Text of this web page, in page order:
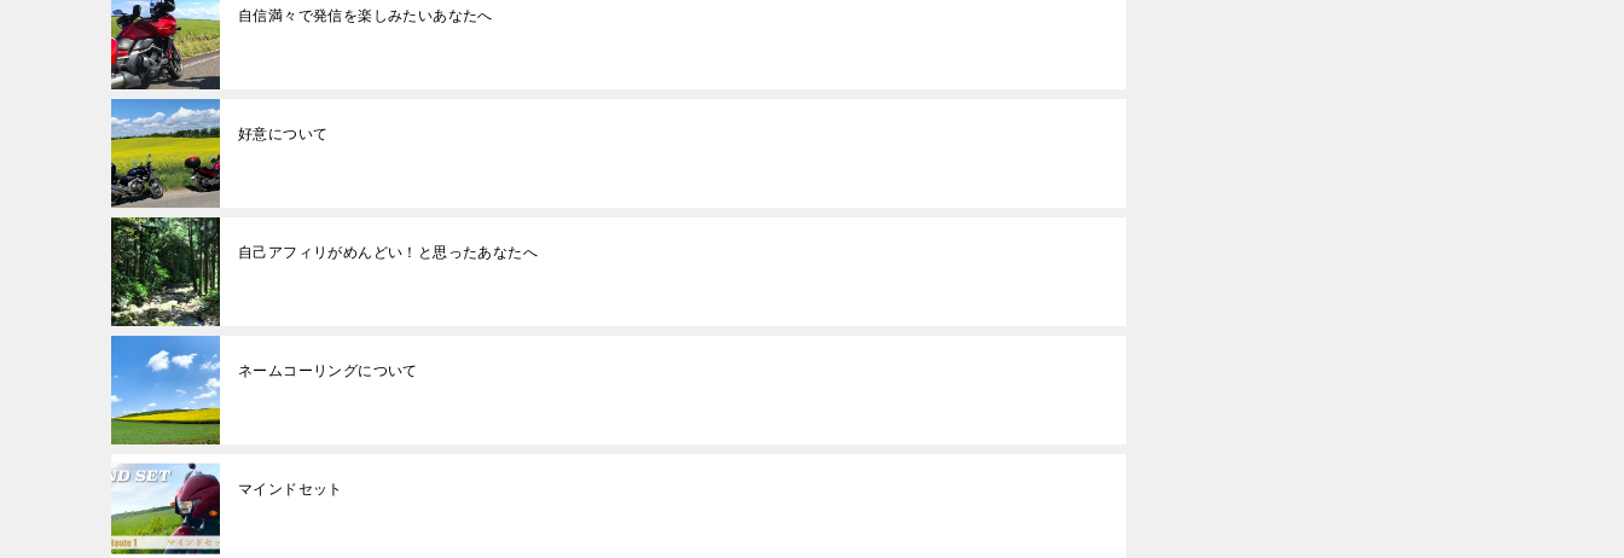
自信満々で発信を楽しみたいあなたへ
好意について
自己アフィリがめんどい！と思ったあなたへ
ネームコーリングについて
マインドセット